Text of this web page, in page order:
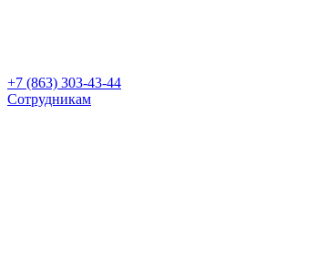
+7 (863) 303-43-44
Сотрудникам